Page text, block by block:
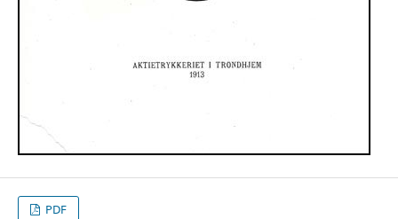
PDF